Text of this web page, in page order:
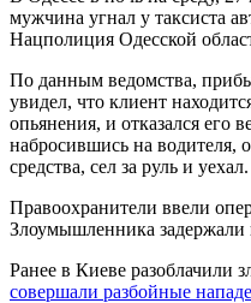
мужчина угнал у таксиста
Нацполиция Одесской
По данным ведомства,
увидел, что клиент
опьянения, и отказался его
набросившись на водителя,
средства, сел за руль и уехал.
Правоохранители ввели
Злоумышленника задержали
Ранее в Киеве разоблачили
совершали разбойные